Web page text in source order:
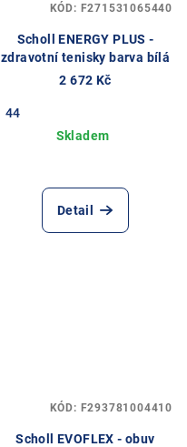
Scholl ENERGY PLUS -
zdravotní tenisky barva bílá
2 672 Kč
44
Detail
KÓD: F271531065440
Scholl EVOFLEX - obuv
KÓD: F293781004410